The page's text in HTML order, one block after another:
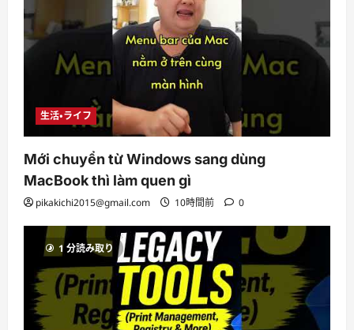
生活・ライフ
Mới chuyển từ Windows sang dùng
MacBook thì làm quen gì
pikakichi2015@gmail.com 10時間前 0
1 分読み取り